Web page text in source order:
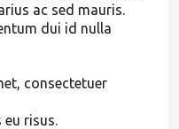
ac sed mauris.
dui id nulla
consectetuer
risus.